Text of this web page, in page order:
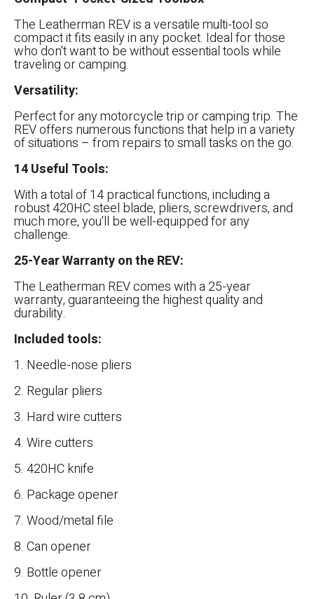
The Leatherman REV is a versatile multi-tool so
compact it fits easily in any pocket. Ideal for those
who don't want to be without essential tools while
traveling or camping.
Versatility:
Perfect for any motorcycle trip or camping trip. The
REV offers numerous functions that help in a variety
of situations – from repairs to small tasks on the go.
14 Useful Tools:
With a total of 14 practical functions, including a
robust 420HC steel blade, pliers, screwdrivers, and
much more, you'll be well-equipped for any
challenge.
25-Year Warranty on the REV:
The Leatherman REV comes with a 25-year
warranty, guaranteeing the highest quality and
durability.
Included tools:
1. Needle-nose pliers
2. Regular pliers
3. Hard wire cutters
4. Wire cutters
5. 420HC knife
6. Package opener
7. Wood/metal file
8. Can opener
9. Bottle opener